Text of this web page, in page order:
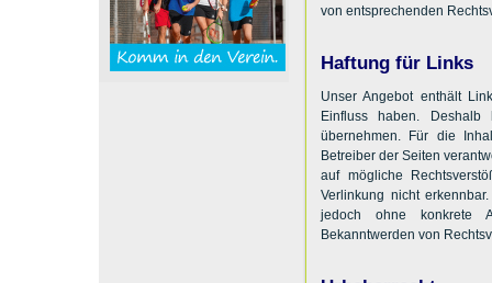
von entsprechenden
Haftung für Links
Unser Angebot enthält
Einfluss haben.
übernehmen. Für die
Betreiber der Seiten
auf mögliche
Verlinkung nicht
jedoch ohne konkrete
Bekanntwerden von